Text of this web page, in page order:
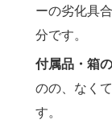
ーの劣化具
分です。
付属品・箱
のの、なく
す。